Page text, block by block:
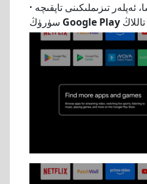
· ئەپلەر تىزىملىكىنى تاپقىچە